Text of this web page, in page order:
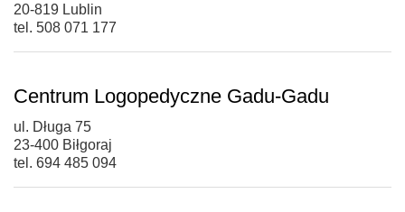
20-819 Lublin
tel. 508 071 177
Centrum Logopedyczne Gadu-Gadu
ul. Długa 75
23-400 Biłgoraj
tel. 694 485 094